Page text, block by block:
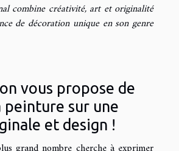
combine créativité, art et originalité
de décoration unique en son genre
vous propose de
peinture sur une
et design !